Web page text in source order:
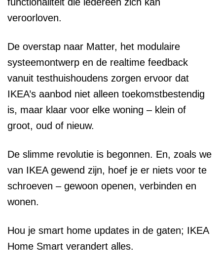
veroorloven.
De overstap naar Matter, het modulaire
systeemontwerp en de realtime feedback
vanuit testhuishoudens zorgen ervoor dat
IKEA’s aanbod niet alleen toekomstbestendig
is, maar klaar voor elke woning – klein of
groot, oud of nieuw.
De slimme revolutie is begonnen. En, zoals we
van IKEA gewend zijn, hoef je er niets voor te
schroeven – gewoon openen, verbinden en
wonen.
Hou je smart home updates in de gaten; IKEA
Home Smart verandert alles.